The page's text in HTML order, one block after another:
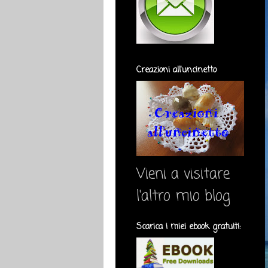
Creazioni all'uncinetto
Vieni a visitare
l'altro mio blog
Scarica i miei ebook gratuiti: